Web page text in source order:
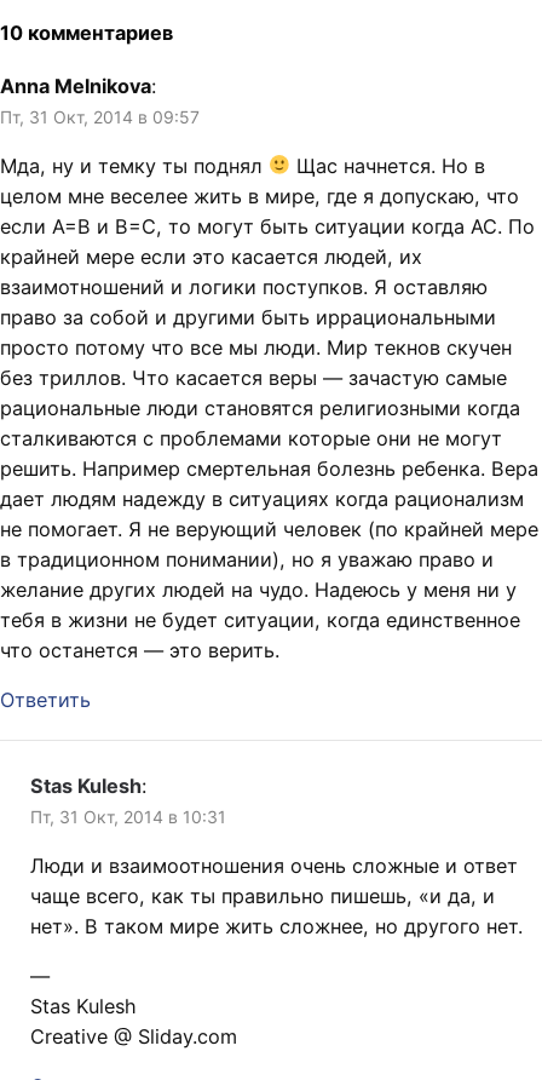
10 комментариев
Anna Melnikova:
Пт, 31 Окт, 2014 в 09:57
Мда, ну и темку ты поднял
Щас начнется. Но в
целом мне веселее жить в мире, где я допускаю, что
если A=B и B=C, то могут быть ситуации когда AC. По
крайней мере если это касается людей, их
взаимотношений и логики поступков. Я оставляю
право за собой и другими быть иррациональными
просто потому что все мы люди. Мир текнов скучен
без триллов. Что касается веры — зачастую самые
рациональные люди становятся религиозными когда
сталкиваются с проблемами которые они не могут
решить. Например смертельная болезнь ребенка. Вера
дает людям надежду в ситуациях когда рационализм
не помогает. Я не верующий человек (по крайней мере
в традиционном понимании), но я уважаю право и
желание других людей на чудо. Надеюсь у меня ни у
тебя в жизни не будет ситуации, когда единственное
что останется — это верить.
Ответить
Stas Kulesh:
Пт, 31 Окт, 2014 в 10:31
Люди и взаимоотношения очень сложные и ответ
чаще всего, как ты правильно пишешь, «и да, и
нет». В таком мире жить сложнее, но другого нет.
—
Stas Kulesh
Creative @ Sliday.com